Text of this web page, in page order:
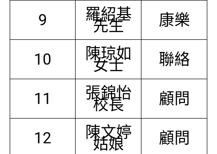
9 羅紹基
先生 康樂
10 陳琼如
女士 聯絡
11 張錦怡
校長 顧問
12 陳文婷
姑娘 顧問